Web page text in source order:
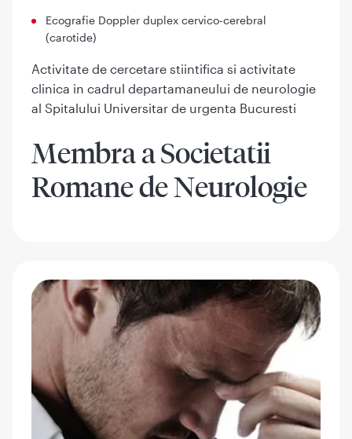
Ecografie Doppler duplex cervico-cerebral
(carotide)
Activitate de cercetare stiintifica si activitate
clinica in cadrul departamaneului de neurologie
al Spitalului Universitar de urgenta Bucuresti
Membra a Societatii
Romane de Neurologie